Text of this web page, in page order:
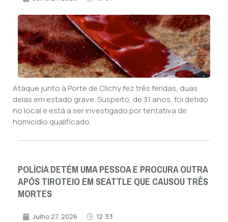
Ataque junto à Porte de Clichy fez três feridas, duas
delas em estado grave. Suspeito, de 31 anos, foi detido
no local e está a ser investigado por tentativa de
homicídio qualificado.
POLÍCIA DETÉM UMA PESSOA E PROCURA OUTRA
APÓS TIROTEIO EM SEATTLE QUE CAUSOU TRÊS
MORTES
Julho 27, 2026 12:33